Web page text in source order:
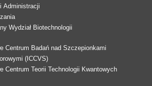
Administracji
Wydział Biotechnologii
Centrum Badań nad Szczepionkami
(ICCVS)
Centrum Teorii Technologii Kwantowych